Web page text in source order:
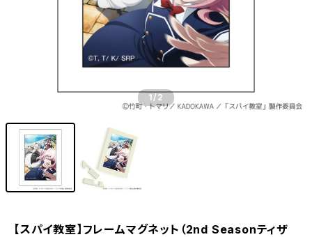
1 /2
【スパイ教室】フレームマグネット（2nd Seasonティザ